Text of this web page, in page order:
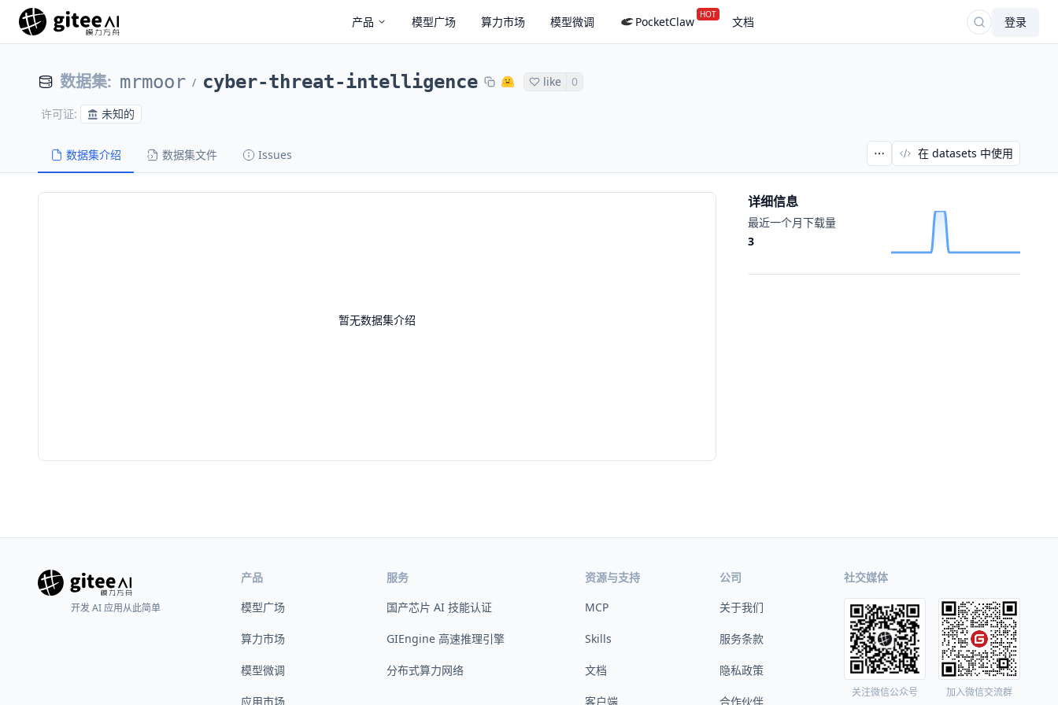
产品 模型广场 算力市场 模型微调 PocketClaw HOT 文档 登录
数据集: mrmoor / cyber-threat-intelligence like 0
许可证: 未知的
数据集介绍 数据集文件 Issues 在 datasets 中使用
暂无数据集介绍
详细信息
最近一个月下载量
3
开发 AI 应用从此简单
产品
模型广场
算力市场
模型微调
应用市场
服务
国产芯片 AI 技能认证
GIEngine 高速推理引擎
分布式算力网络
资源与支持
MCP
Skills
文档
客户端
公司
关于我们
服务条款
隐私政策
合作伙伴
社交媒体
关注微信公众号 加入微信交流群